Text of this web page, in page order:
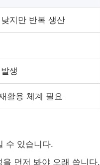
지만 반복 생산
생
활용 체계 필요
수 있습니다.
먼저 봐야 오래 씁니다.